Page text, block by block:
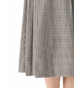
【注意事項】
１．透過由恩沛科技
易，需依本服務之必
權轉讓予恩沛科技股份
２．關於個人資料處
https://aftee.tw/terms/
３．未成年的使用者
「AFTEE先享後付」
宅配-離島
免運費
付款後門市自取
免運費